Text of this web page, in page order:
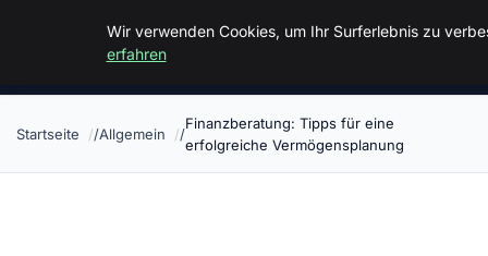
Malzminden
Startseite Allgemein
Finanzberatung: Tipps für eine
erfolgreiche Vermögensplanung
Wir verwenden Cookies, um Ihr Surferlebnis zu
erfahren